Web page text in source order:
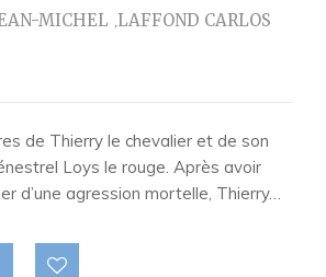
MICHEL LAFFOND CARLOS
de Thierry le chevalier et de son
Loys le rouge. Après avoir
d’une agression mortelle, Thierry…